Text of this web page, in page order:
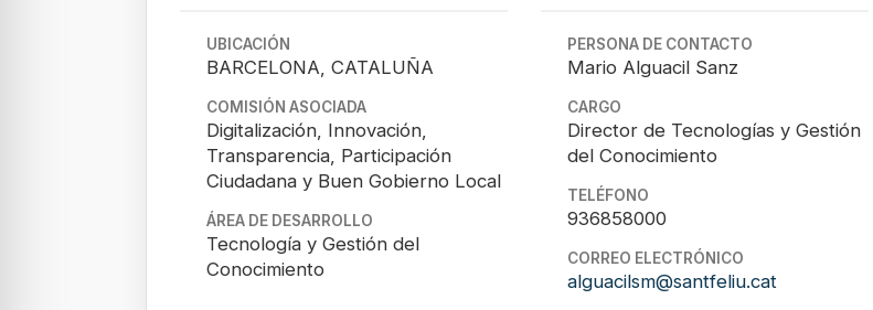
UBICACIÓN
BARCELONA, CATALUÑA
COMISIÓN ASOCIADA
Digitalización, Innovación,
Transparencia, Participación
Ciudadana y Buen Gobierno Local
ÁREA DE DESARROLLO
Tecnología y Gestión del
Conocimiento
PERSONA DE CONTACTO
Mario Alguacil Sanz
CARGO
Director de Tecnologías y Gestión
del Conocimiento
TELÉFONO
936858000
CORREO ELECTRÓNICO
alguacilsm@santfeliu.cat